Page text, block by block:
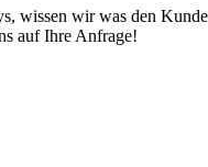
wissen wir was den
auf Ihre Anfrage!